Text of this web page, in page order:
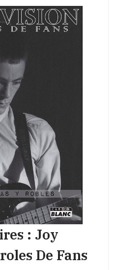
: Joy
De Fans